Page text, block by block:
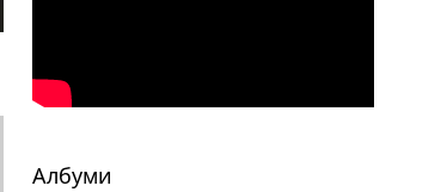
Албуми